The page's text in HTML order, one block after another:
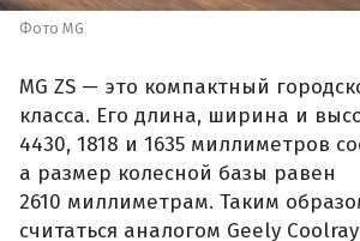
Фото MG
MG ZS — это компактный
класса. Его длина, ширина и
4430, 1818 и 1635 миллиметров
а размер колесной базы равен
2610 миллиметрам. Таким
считаться аналогом Geely